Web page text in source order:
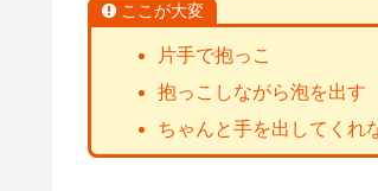
ここが大変
片手で抱っこ
抱っこしながら泡を出す
ちゃんと手を出してくれ